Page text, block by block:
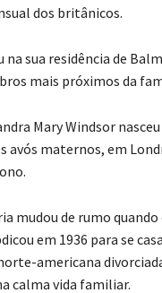
dos britânicos.
sua residência de
mais próximos da
Mary Windsor
avós maternos, em
mudou de rumo
em 1936 para se
americana
calma vida familiar.